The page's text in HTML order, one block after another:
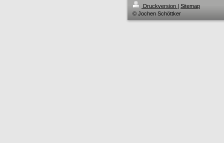
Druckversion
Sitemap
© Jochen Schöttker